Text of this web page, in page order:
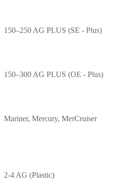
150–250 AG PLUS (SE - Plus)
150–300 AG PLUS (OE - Plus)
Mariner, Mercury, MerCruiser
2-4 AG (Plastic)